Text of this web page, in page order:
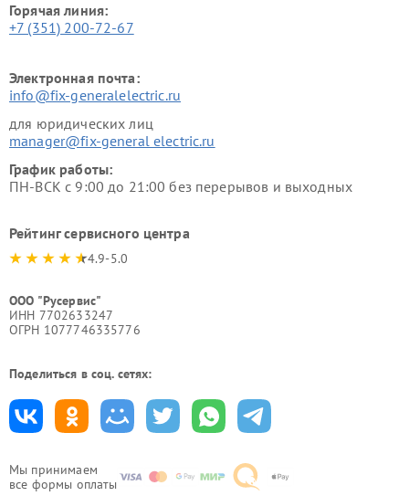
Мы принимаем
все формы оплаты
Горячая линия:
+7 (351) 200-72-67
Электронная почта:
info@fix-generalelectric.ru
для юридических лиц
manager@fix-general electric.ru
График работы:
ПН-ВСК с 9:00 до 21:00 без перерывов и выходных
Рейтинг сервисного центра
4.9-5.0
ООО "Русервис"
ИНН 7702633247
ОГРН 1077746335776
Поделиться в соц. сетях: